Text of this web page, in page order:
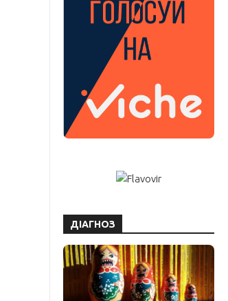
ДІАГНОЗ